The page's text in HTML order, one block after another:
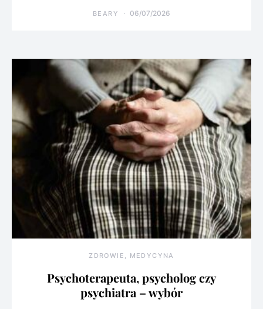
BEARY 06/07/2026
ZDROWIE, MEDYCYNA
Psychoterapeuta, psycholog czy
psychiatra – wybór